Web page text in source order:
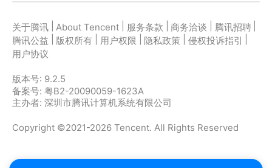
关于腾讯 About Tencent 服务条款 商务洽谈 腾讯招聘
腾讯公益
版权所有 用户权限 隐私政策 侵权投诉指引
用户协议
版本号: 9.2.5
备案号: 粤B2-20090059-1623A
主办者: 深圳市腾讯计算机系统有限公司
Copyright ©2021-2026 Tencent. All Rights Reserved